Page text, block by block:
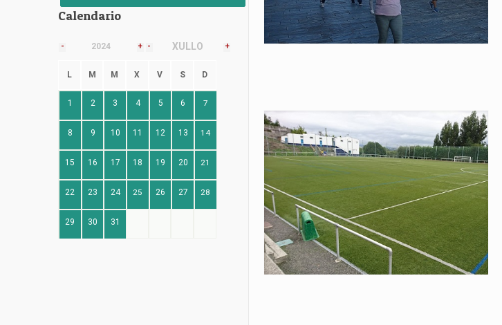
Calendario
- 2024 + - XULLO +
L M M X V S D
1 2 3 4 5 6 7
8 9 10 11 12 13 14
15 16 17 18 19 20 21
22 23 24 25 26 27 28
29 30 31